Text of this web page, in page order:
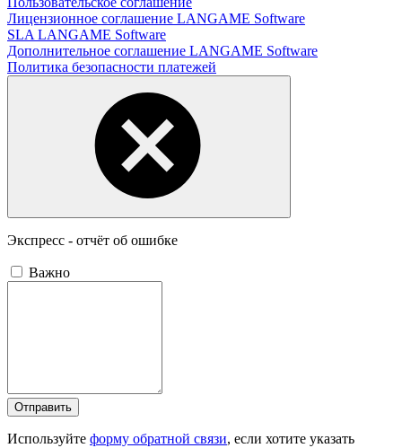
Лицензионное соглашение LANGAME Software
SLA LANGAME Software
Дополнительное соглашение LANGAME Software
Политика безопасности платежей
Экспресс - отчёт об ошибке
Важно
Отправить
Используйте форму обратной связи, если хотите указать